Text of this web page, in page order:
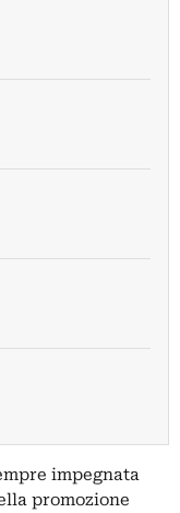
impegnata
promozione